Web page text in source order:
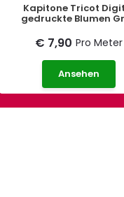
Kapitone Tricot
gedruckte Blumen
€ 7,90 Pro Meter
Ansehen